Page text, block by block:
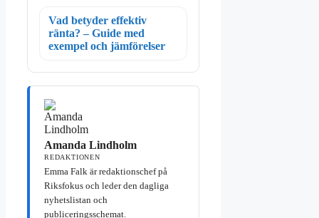
Vad betyder effektiv
ränta? – Guide med
exempel och jämförelser
Amanda Lindholm
REDAKTIONEN
Emma Falk är redaktionschef på
Riksfokus och leder den dagliga
nyhetslistan och
publiceringsschemat.